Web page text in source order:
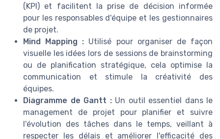
(KPI) et facilitent la prise de décision informée
pour les responsables d'équipe et les gestionnaires
de projet.
Mind Mapping : Utilisé pour organiser de façon
visuelle les idées lors de sessions de brainstorming
ou de planification stratégique, cela optimise la
communication et stimule la créativité des
équipes.
Diagramme de Gantt :Un outil essentiel dans le
management de projet pour planifier et suivre
l'évolution des tâches dans le temps, veillant à
respecter les délais et améliorer l'efficacité des